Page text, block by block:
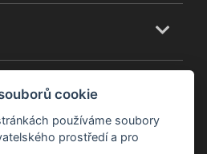
cookie
používáme soubory
prostředí a pro